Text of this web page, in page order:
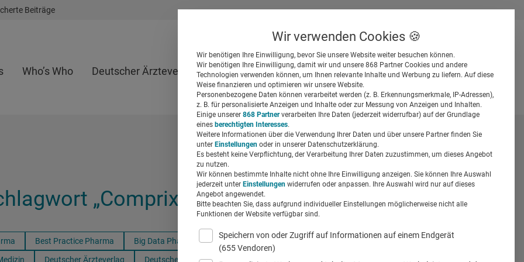
Beiträge
Suchen
Who’s Who Deutscher Ärzteverlag Whitepaper
„Comprix“
Best Practice Pharma Big Data Pharma Chatbots Healthcare
Comprix
Deutscher Ärzteverlag Deutsches Ärzteblatt DiGA-Entwicklung
Digitale Medizin Ärzte
Wir verwenden Cookies 🍪
Wir benötigen Ihre Einwilligung, bevor Sie unsere Website weiter besuchen können.
Wir benötigen Ihre Einwilligung, damit wir und unsere 868 Partner Cookies und andere
Technologien verwenden können, um Ihnen relevante Inhalte und Werbung zu liefern. Auf diese
Weise finanzieren und optimieren wir unsere Website.
Personenbezogene Daten können verarbeitet werden (z. B. Erkennungsmerkmale, IP-Adressen),
z. B. für personalisierte Anzeigen und Inhalte oder zur Messung von Anzeigen und Inhalten.
Einige unserer 868 Partnerverarbeiten Ihre Daten (jederzeit widerrufbar) auf der Grundlage
eines berechtigten Interesses.
Weitere Informationen über die Verwendung Ihrer Daten und über unsere Partner finden Sie
unter Einstellungen oder in unserer Datenschutzerklärung.
Es besteht keine Verpflichtung, der Verarbeitung Ihrer Daten zuzustimmen, um dieses Angebot
zu nutzen.
Wir können bestimmte Inhalte nicht ohne Ihre Einwilligung anzeigen. Sie können Ihre Auswahl
jederzeit unter Einstellungen widerrufen oder anpassen. Ihre Auswahl wird nur auf dieses
Angebot angewendet.
Bitte beachten Sie, dass aufgrund individueller Einstellungen möglicherweise nicht alle
Funktionen der Website verfügbar sind.
Speichern von oder Zugriff auf Informationen auf einem Endgerät
(655 Vendoren)